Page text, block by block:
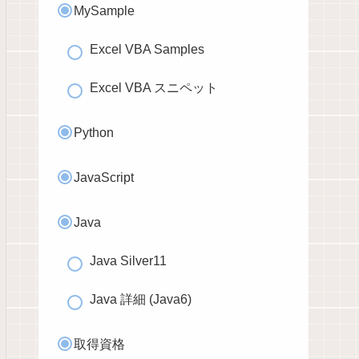
MySample
Excel VBA Samples
Excel VBA スニペット
Python
JavaScript
Java
Java Silver11
Java 詳細 (Java6)
取得資格